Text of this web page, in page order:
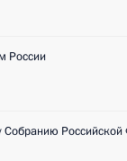
России